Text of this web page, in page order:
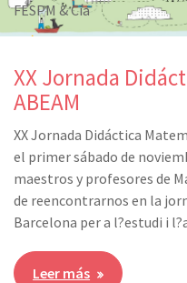
FESPM & Cía
Crónica del VIII CIBEM
Semblanza de Olimpia
V Jornadas de la
XX Jornada Didáctica
XX Jornada
ABEAM
XX Jornada Didáctica
el primer sábado de
maestros y profesores de
de reencontrarnos en la
Barcelona per a l?estudi i
Leer más